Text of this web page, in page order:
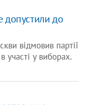
допустили до
відмовив партії
участі у виборах.